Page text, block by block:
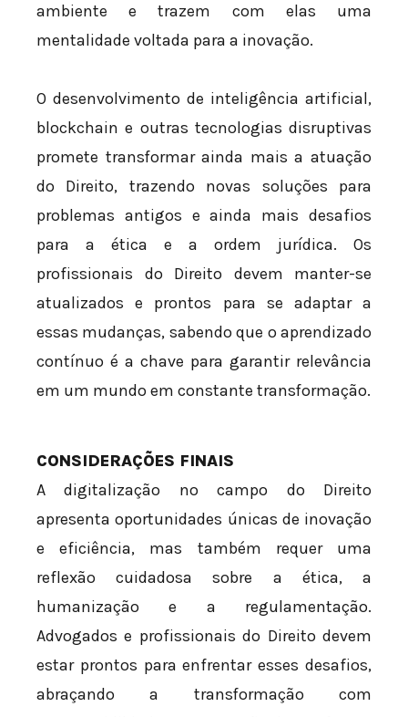
ambiente e trazem com elas uma
mentalidade voltada para a inovação.
O desenvolvimento de inteligência artificial,
blockchain e outras tecnologias disruptivas
promete transformar ainda mais a atuação
do Direito, trazendo novas soluções para
problemas antigos e ainda mais desafios
para a ética e a ordem jurídica. Os
profissionais do Direito devem manter-se
atualizados e prontos para se adaptar a
essas mudanças, sabendo que o aprendizado
contínuo é a chave para garantir relevância
em um mundo em constante transformação.
CONSIDERAÇÕES FINAIS
A digitalização no campo do Direito
apresenta oportunidades únicas de inovação
e eficiência, mas também requer uma
reflexão cuidadosa sobre a ética, a
humanização e a regulamentação.
Advogados e profissionais do Direito devem
estar prontos para enfrentar esses desafios,
abraçando a transformação com